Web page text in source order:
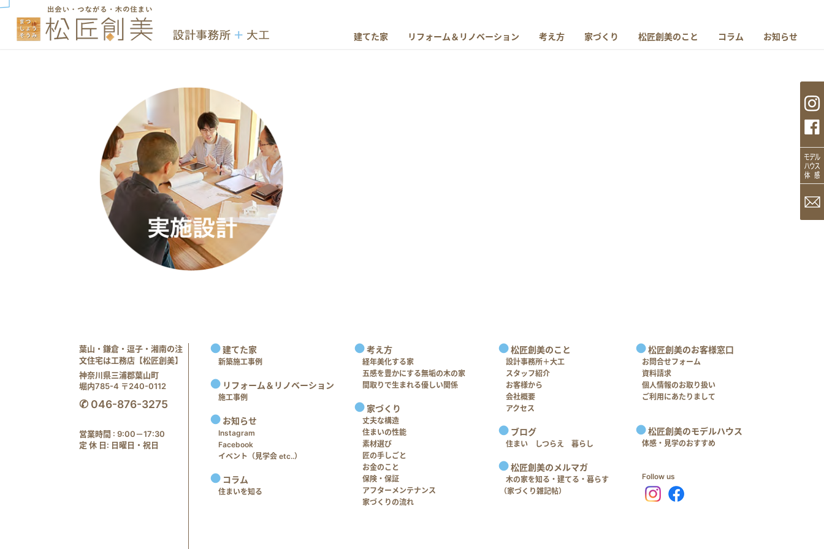
建てた家 リフォーム＆リノベーション 考え方 家づくり 松匠創美のこと コラム お知らせ
葉山・鎌倉・逗子・湘南の注
文住宅は工務店【松匠創美】
神奈川県三浦郡葉山町
堀内785-4 〒240-0112
✆ 046-876-3275
営業時間 : 9:00－17:30
定 休 日: 日曜日・祝日
建てた家
新築施工事例
リフォーム＆リノベーション
施工事例
お知らせ
Instagram
Facebook
イベント（見学会 etc..）
コラム
住まいを知る
考え方
経年美化する家
五感を豊かにする無垢の木の家
間取りで生まれる優しい関係
家づくり
丈夫な構造
住まいの性能
素材選び
匠の手しごと
お金のこと
保険・保証
アフターメンテナンス
家づくりの流れ
松匠創美のこと
設計事務所＋大工
スタッフ紹介
お客様から
会社概要
アクセス
ブログ
住まい しつらえ 暮らし
松匠創美のメルマガ
木の家を知る・建てる・暮らす
（家づくり雑記帖）
松匠創美のお客様窓口
お問合せフォーム
資料請求
個人情報のお取り扱い
ご利用にあたりまして
松匠創美のモデルハウス
体感・見学のおすすめ
Follow us